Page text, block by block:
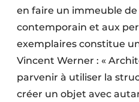
en faire un immeuble
contemporain et aux
exemplaires constitue
Vincent Werner : «
parvenir à utiliser la
créer un objet avec